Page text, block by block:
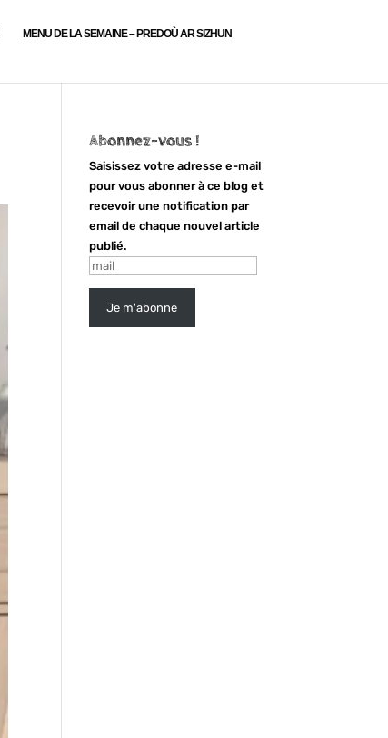
MENU DE LA SEMAINE – PREDOÙ AR SIZHUN
Abonnez-vous !
Saisissez votre adresse e-mail
pour vous abonner à ce blog et
recevoir une notification par
email de chaque nouvel article
publié.
mail
Je m'abonne